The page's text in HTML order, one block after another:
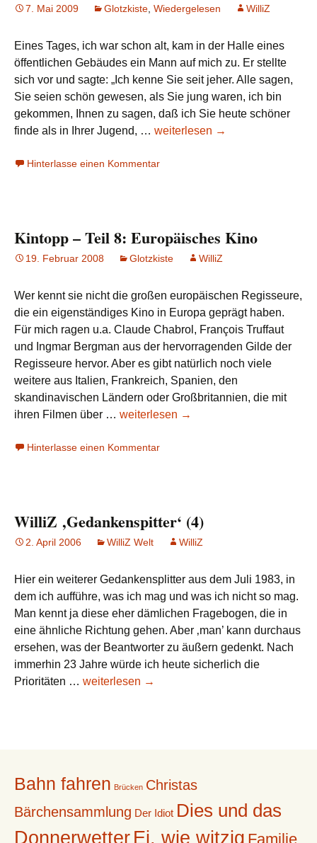
7. Mai 2009 Glotzkiste Wiedergelesen WilliZ
Eines Tages, ich war schon alt, kam in der Halle eines
öffentlichen Gebäudes ein Mann auf mich zu. Er stellte
sich vor und sagte: „Ich kenne Sie seit jeher. Alle sagen,
Sie seien schön gewesen, als Sie jung waren, ich bin
gekommen, Ihnen zu sagen, daß ich Sie heute schöner
finde als in Ihrer Jugend, … Marguerite
Der
weiterlesen →
Hinterlasse einen Kommentar
Kintopp – Teil 8: Europäisches Kino
19. Februar 2008 Glotzkiste WilliZ
Wer kennt sie nicht die großen europäischen Regisseure,
die ein eigenständiges Kino in Europa geprägt haben.
Für mich ragen u.a. Claude Chabrol, François Truffaut
und Ingmar Bergman aus der hervorragenden Gilde der
Regisseure hervor. Aber es gibt natürlich noch viele
weitere aus Italien, Frankreich, Spanien, den
skandinavischen Ländern oder Großbritannien, die mit
ihren Filmen über … Kintopp
Teil
weiterlesen →
Hinterlasse einen Kommentar
WilliZ ‚Gedankenspitter‘ (4)
2. April 2006 WilliZ Welt WilliZ
Hier ein weiterer Gedankensplitter aus dem Juli 1983, in
dem ich aufführe, was ich mag und was ich nicht so mag.
Man kennt ja diese eher dämlichen Fragebogen, die in
eine ähnliche Richtung gehen. Aber ‚man’ kann durchaus
ersehen, was der Beantworter zu äußern gedenkt. Nach
immerhin 23 Jahre würde ich heute sicherlich die
Prioritäten … WilliZ
weiterlesen →
Bahn fahren Brücken Christas
Bärchensammlung Der Idiot Dies und das
Donnerwetter Ei, wie witzig Familie